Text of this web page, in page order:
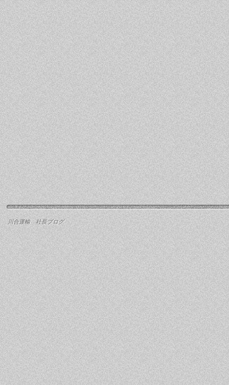
川合運輸 社長ブログ